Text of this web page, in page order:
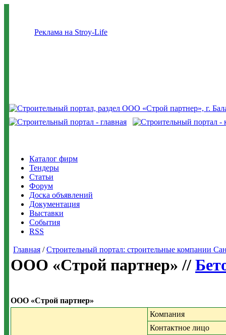
Реклама на Stroy-Life
Каталог фирм
Тендеры
Статьи
Форум
Доска объявлений
Документация
Выставки
События
RSS
Главная /Строительный портал: строительные компании
ООО «Строй партнер» //
ООО «Строй партнер»
Компания
Контактное лицо